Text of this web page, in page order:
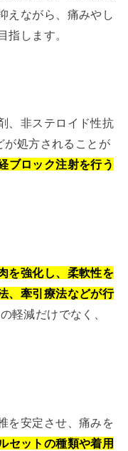
えながら、痛みやし
指します。
、非ステロイド性抗
が処方されることが
ブロック注射を行う
を強化し、柔軟性を
、牽引療法などが行
軽減だけでなく、
を安定させ、痛みを
セットの種類や着用